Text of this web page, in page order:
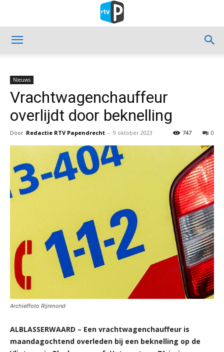
Nieuws
Vrachtwagenchauffeur
overlijdt door beknelling
Door Redactie RTV Papendrecht - 9 oktober 2023 0
747
Archieffoto Rijnmond
ALBLASSERWAARD – Een vrachtwagenchauffeur is
maandagochtend overleden bij een beknelling op de